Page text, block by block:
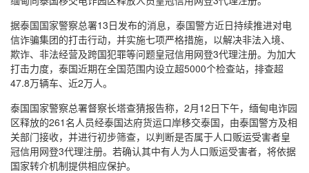
据泰国国家警察总署13日发布的消息，泰国警方近日持续推进对电
信诈骗集团的打击行动，并实施七项严格措施，以解决非法入境、
欺诈、非法经营及跨国犯罪等问题皇冠信用网登3代理注册。为加大
打击力度，泰国近期在全国范围内设立超5000个检查站，排查超
47.8万辆车、近2万人。
泰国国家警察总署督察长塔查猜报告称，2月12日下午，缅甸电诈园
区释放的261名人员经泰国达府货运口岸移交泰国，由泰国警方及相
关部门接收，并进行初步筛查，以判断是否属于人口贩运受害者皇
冠信用网登3代理注册。若确认其中有人为人口贩运受害者，将依据
国家转介机制提供相应保护。